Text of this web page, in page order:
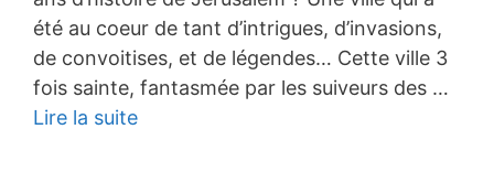
été au coeur de tant d’intrigues, d’invasions,
de convoitises, et de légendes… Cette ville 3
fois sainte, fantasmée par les suiveurs des …
Lire la suite